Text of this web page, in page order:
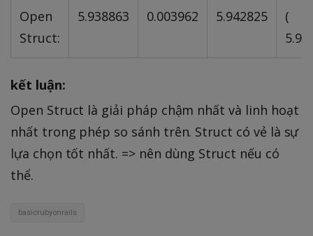
Open
Struct:
5.938863 0.003962 5.942825
(
kết luận:
Open Struct là giải pháp chậm nhất và linh hoạt
nhất trong phép so sánh trên. Struct có vẻ là sự
lựa chọn tốt nhất. => nên dùng Struct nếu có
thể.
basicrubyonrails